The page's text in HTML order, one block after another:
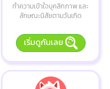
ทำความเข้าใจบุคลิกภาพ และ
ลักษณะนิสัยตามวันเกิด
เริ่มดูกันเลย